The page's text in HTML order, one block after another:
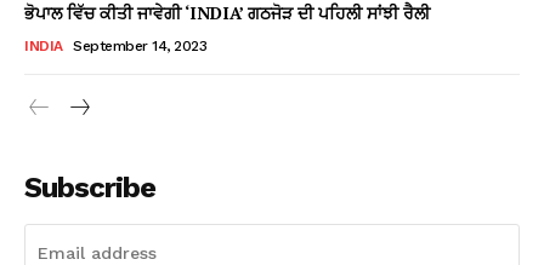
ਭੋਪਾਲ ਵਿੱਚ ਕੀਤੀ ਜਾਵੇਗੀ ‘INDIA’ ਗਠਜੋੜ ਦੀ ਪਹਿਲੀ ਸਾਂਝੀ ਰੈਲੀ
INDIA September 14, 2023
Subscribe